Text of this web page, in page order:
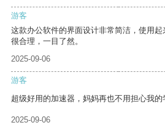
游客
这款办公软件的界面设计非常简洁，使用
很合理，一目了然。
2025-09-06
游客
超级好用的加速器，妈妈再也不用担心我的
2025-09-06